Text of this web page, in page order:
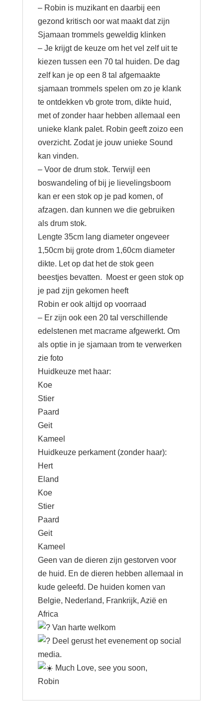
– Robin is muzikant en daarbij een
gezond kritisch oor wat maakt dat zijn
Sjamaan trommels geweldig klinken
– Je krijgt de keuze om het vel zelf uit te
kiezen tussen een 70 tal huiden. De dag
zelf kan je op een 8 tal afgemaakte
sjamaan trommels spelen om zo je klank
te ontdekken vb grote trom, dikte huid,
met of zonder haar hebben allemaal een
unieke klank palet. Robin geeft zoizo een
overzicht. Zodat je jouw unieke Sound
kan vinden.
– Voor de drum stok. Terwijl een
boswandeling of bij je lievelingsboom
kan er een stok op je pad komen, of
afzagen. dan kunnen we die gebruiken
als drum stok.
Lengte 35cm lang diameter ongeveer
1,50cm bij grote drom 1,60cm diameter
dikte. Let op dat het de stok geen
beestjes bevatten. Moest er geen stok op
je pad zijn gekomen heeft
Robin er ook altijd op voorraad
– Er zijn ook een 20 tal verschillende
edelstenen met macrame afgewerkt. Om
als optie in je sjamaan trom te verwerken
zie foto
Huidkeuze met haar:
Koe
Stier
Paard
Geit
Kameel
Huidkeuze perkament (zonder haar):
Hert
Eland
Koe
Stier
Paard
Geit
Kameel
Geen van de dieren zijn gestorven voor
de huid. En de dieren hebben allemaal in
kude geleefd. De huiden komen van
Belgie, Nederland, Frankrijk, Azië en
Africa
Van harte welkom
Deel gerust het evenement op social
media.
Much Love, see you soon,
Robin